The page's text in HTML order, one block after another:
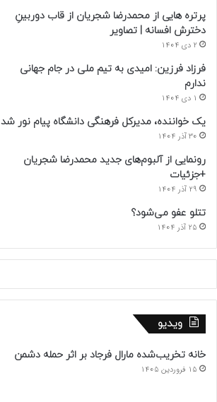
پرتره هایی از محمدرضا شجریان از قاب دوربینِ
دخترش افسانه | تصاویر
2 دی 1404
فرزاد فرزین: امیدی به تیم ملی در جام جهانی
ندارم
1 دی 1404
یک خواننده، مدیرکل فرهنگی دانشگاه پیام نور شد
30 آذر 1404
رونمایی از آلبوم‌های جدید محمدرضا شجریان
+جزئیات
29 آذر 1404
تتلو عفو می‌شود؟
25 آذر 1404
ویدیو
خانه تخریب‌شده مارال فرجاد بر اثر حمله دشمن
15 فروردین 1405